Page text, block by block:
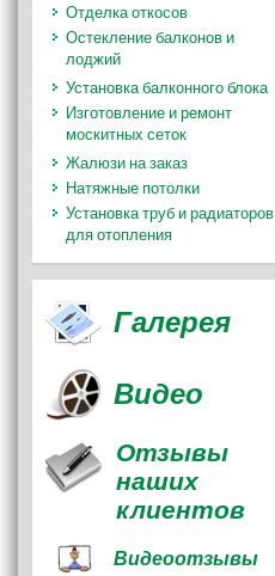
Отделка откосов
Остекление балконов и
лоджий
Установка балконного блока
Изготовление и ремонт
москитных сеток
Жалюзи на заказ
Натяжные потолки
Установка труб и радиаторов
для отопления
Галерея
Видео
Отзывы
наших
клиентов
Видеоотзывы